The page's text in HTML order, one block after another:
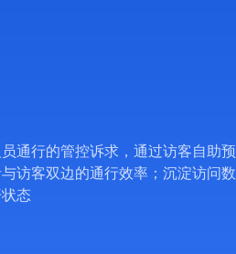
通行的管控诉求，通过访客自助
访客双边的通行效率；沉淀访问
态